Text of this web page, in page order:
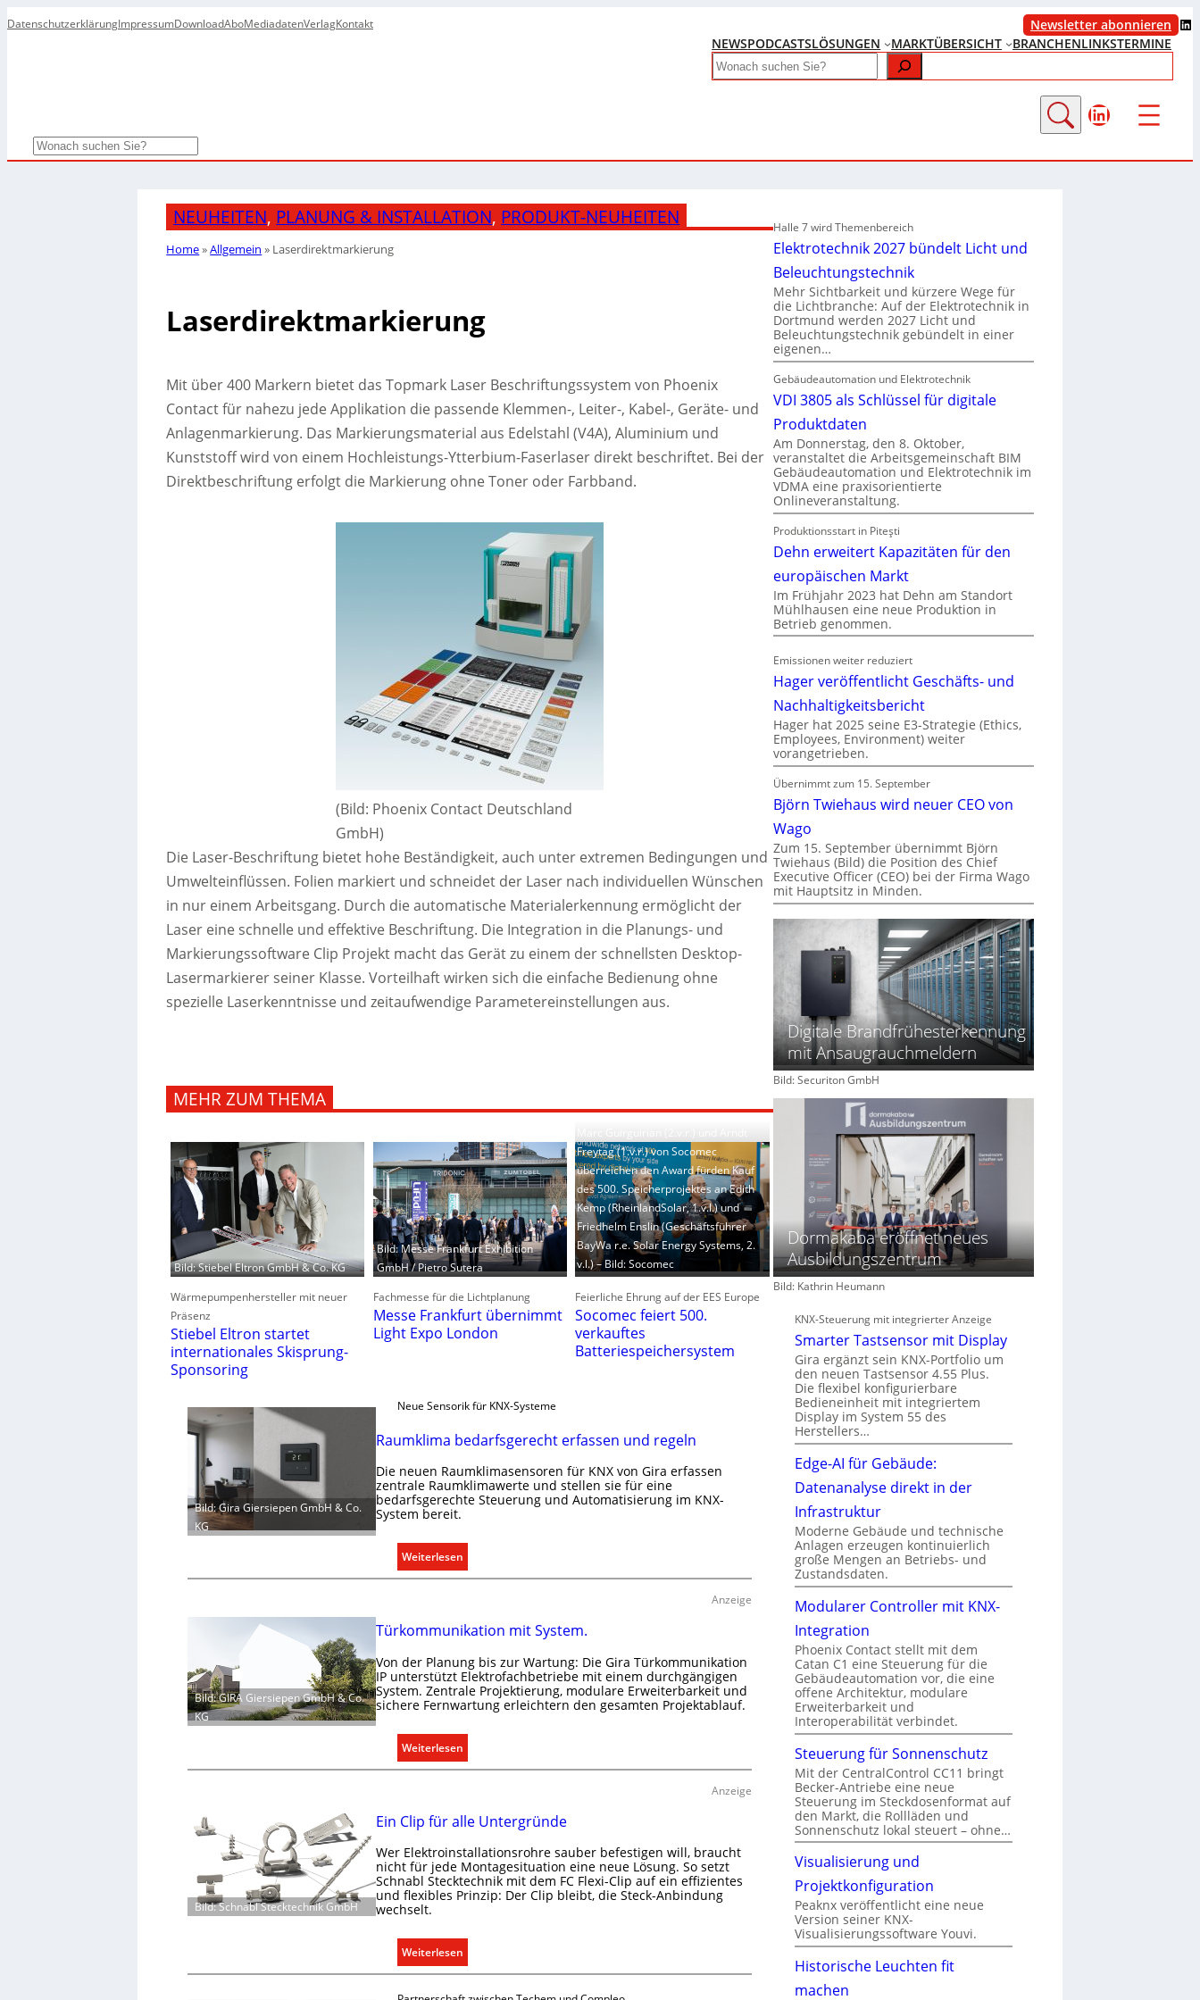
DatenschutzerklärungImpressumDownloadAboMediadatenVerlagKontakt Newsletter abonnieren LinkedIn
NEWSPODCASTSLÖSUNGEN MARKTÜBERSICHT BRANCHENLINKSTERMINE
Search
LinkedIn
Search
NEUHEITEN, PLANUNG & INSTALLATION, PRODUKT-NEUHEITEN
Home»Allgemein » Laserdirektmarkierung
Laserdirektmarkierung
Mit über 400 Markern bietet das Topmark Laser Beschriftungssystem von Phoenix
Contact für nahezu jede Applikation die passende Klemmen-, Leiter-, Kabel-, Geräte- und
Anlagenmarkierung. Das Markierungsmaterial aus Edelstahl (V4A), Aluminium und
Kunststoff wird von einem Hochleistungs-Ytterbium-Faserlaser direkt beschriftet. Bei der
Direktbeschriftung erfolgt die Markierung ohne Toner oder Farbband.
(Bild: Phoenix Contact Deutschland
GmbH)
Die Laser-Beschriftung bietet hohe Beständigkeit, auch unter extremen Bedingungen und
Umwelteinflüssen. Folien markiert und schneidet der Laser nach individuellen Wünschen
in nur einem Arbeitsgang. Durch die automatische Materialerkennung ermöglicht der
Laser eine schnelle und effektive Beschriftung. Die Integration in die Planungs- und
Markierungssoftware Clip Projekt macht das Gerät zu einem der schnellsten Desktop-
Lasermarkierer seiner Klasse. Vorteilhaft wirken sich die einfache Bedienung ohne
spezielle Laserkenntnisse und zeitaufwendige Parametereinstellungen aus.
MEHR ZUM THEMA
Bild: Stiebel Eltron GmbH & Co. KG
Wärmepumpenhersteller mit neuer
Präsenz
Stiebel Eltron startet
internationales Skisprung-
Sponsoring
Bild: Messe Frankfurt Exhibition
GmbH / Pietro Sutera
Fachmesse für die Lichtplanung
Messe Frankfurt übernimmt
Light Expo London
Freytag (1.v.r.) von Socomec
überreichen den Award fürden Kauf
des 500. Speicherprojektes an Edith
Kemp (RheinlandSolar, 1.v.l.) und
Friedhelm Enslin (Geschäftsführer
BayWa r.e. Solar Energy Systems, 2.
v.l.) – Bild: Socomec
Feierliche Ehrung auf der EES Europe
Socomec feiert 500.
verkauftes
Batteriespeichersystem
Bild: Gira Giersiepen GmbH & Co.
KG
Neue Sensorik für KNX-Systeme
Raumklima bedarfsgerecht erfassen und regeln
Die neuen Raumklimasensoren für KNX von Gira erfassen
zentrale Raumklimawerte und stellen sie für eine
bedarfsgerechte Steuerung und Automatisierung im KNX-
System bereit.
Weiterlesen:
R
m
l
i
m
b
e
r
s
g
e
c
h
Anzeige
Bild: GIRA Giersiepen GmbH & Co.
KG
Türkommunikation mit System.
Von der Planung bis zur Wartung: Die Gira Türkommunikation
IP unterstützt Elektrofachbetriebe mit einem durchgängigen
System. Zentrale Projektierung, modulare Erweiterbarkeit und
sichere Fernwartung erleichtern den gesamten Projektablauf.
Weiterlesen:
T
k
m
m
u
k
a
Anzeige
Bild: Schnabl Stecktechnik GmbH
Ein Clip für alle Untergründe
Wer Elektroinstallationsrohre sauber befestigen will, braucht
nicht für jede Montagesituation eine neue Lösung. So setzt
Schnabl Stecktechnik mit dem FC Flexi-Clip auf ein effizientes
und flexibles Prinzip: Der Clip bleibt, die Steck-Anbindung
wechselt.
Weiterlesen:
E
Halle 7 wird Themenbereich
Elektrotechnik 2027 bündelt Licht und
Beleuchtungstechnik
Mehr Sichtbarkeit und kürzere Wege für
die Lichtbranche: Auf der Elektrotechnik in
Dortmund werden 2027 Licht und
Beleuchtungstechnik gebündelt in einer
eigenen…
Gebäudeautomation und Elektrotechnik
VDI 3805 als Schlüssel für digitale
Produktdaten
Am Donnerstag, den 8. Oktober,
veranstaltet die Arbeitsgemeinschaft BIM
Gebäudeautomation und Elektrotechnik im
VDMA eine praxisorientierte
Onlineveranstaltung.
Produktionsstart in Piteşti
Dehn erweitert Kapazitäten für den
europäischen Markt
Im Frühjahr 2023 hat Dehn am Standort
Mühlhausen eine neue Produktion in
Betrieb genommen.
Emissionen weiter reduziert
Hager veröffentlicht Geschäfts- und
Nachhaltigkeitsbericht
Hager hat 2025 seine E3-Strategie (Ethics,
Employees, Environment) weiter
vorangetrieben.
Übernimmt zum 15. September
Björn Twiehaus wird neuer CEO von
Wago
Zum 15. September übernimmt Björn
Twiehaus (Bild) die Position des Chief
Executive Officer (CEO) bei der Firma Wago
mit Hauptsitz in Minden.
Digitale Brandfrühesterkennung
mit Ansaugrauchmeldern
Bild: Securiton GmbH
Dormakaba eröffnet neues
Ausbildungszentrum
Bild: Kathrin Heumann
KNX-Steuerung mit integrierter Anzeige
Smarter Tastsensor mit Display
Gira ergänzt sein KNX-Portfolio um
den neuen Tastsensor 4.55 Plus.
Die flexibel konfigurierbare
Bedieneinheit mit integriertem
Display im System 55 des
Herstellers…
Edge-AI für Gebäude:
Datenanalyse direkt in der
Infrastruktur
Moderne Gebäude und technische
Anlagen erzeugen kontinuierlich
große Mengen an Betriebs- und
Zustandsdaten.
Modularer Controller mit KNX-
Integration
Phoenix Contact stellt mit dem
Catan C1 eine Steuerung für die
Gebäudeautomation vor, die eine
offene Architektur, modulare
Erweiterbarkeit und
Interoperabilität verbindet.
Steuerung für Sonnenschutz
Mit der CentralControl CC11 bringt
Becker-Antriebe eine neue
Steuerung im Steckdosenformat auf
den Markt, die Rollläden und
Sonnenschutz lokal steuert – ohne…
Visualisierung und
Projektkonfiguration
Peaknx veröffentlicht eine neue
Version seiner KNX-
Visualisierungssoftware Youvi.
Historische Leuchten fit
machen